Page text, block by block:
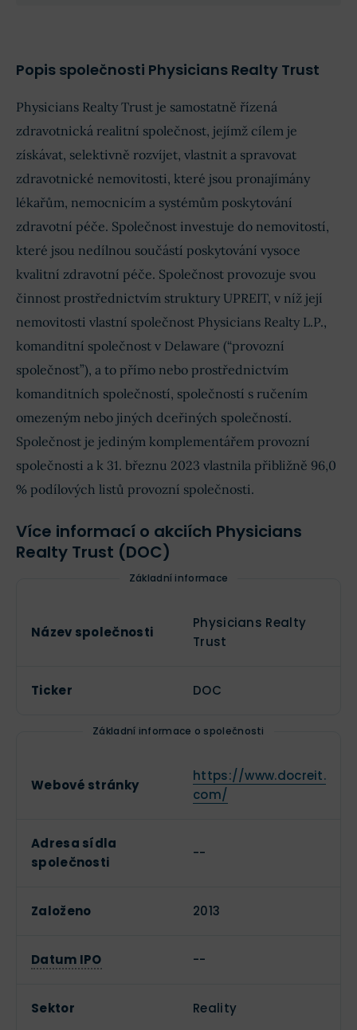
Popis společnosti Physicians Realty Trust
Physicians Realty Trust je samostatně řízená
zdravotnická realitní společnost, jejímž cílem je
získávat, selektivně rozvíjet, vlastnit a spravovat
zdravotnické nemovitosti, které jsou pronajímány
lékařům, nemocnicím a systémům poskytování
zdravotní péče. Společnost investuje do nemovitostí,
které jsou nedílnou součástí poskytování vysoce
kvalitní zdravotní péče. Společnost provozuje svou
činnost prostřednictvím struktury UPREIT, v níž její
nemovitosti vlastní společnost Physicians Realty L.P.,
komanditní společnost v Delaware (“provozní
společnost”), a to přímo nebo prostřednictvím
komanditních společností, společností s ručením
omezeným nebo jiných dceřiných společností.
Společnost je jediným komplementářem provozní
společnosti a k 31. březnu 2023 vlastnila přibližně 96,0
% podílových listů provozní společnosti.
Více informací o akciích Physicians
Realty Trust (DOC)
Základní informace
Název společnosti
Physicians Realty
Trust
Ticker DOC
Základní informace o společnosti
Webové stránky
https://www.docreit.
com/
Adresa sídla
společnosti
--
Založeno 2013
Datum IPO --
Sektor Reality